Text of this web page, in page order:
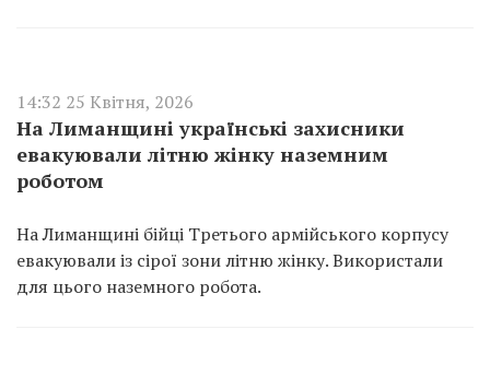
14:32 25 Квітня, 2026
На Лиманщині українські захисники
евакуювали літню жінку наземним
роботом
На Лиманщині бійці Третього армійського корпусу
евакуювали із сірої зони літню жінку. Використали
для цього наземного робота.